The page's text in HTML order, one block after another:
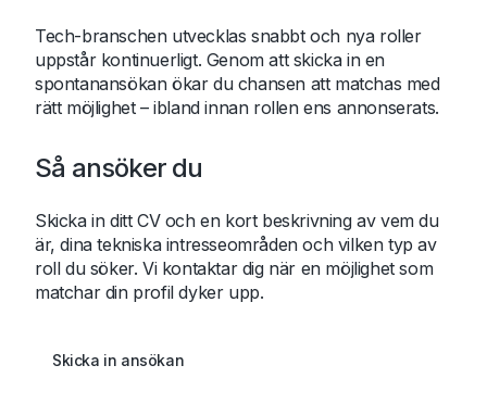
Tech-branschen utvecklas snabbt och nya roller
uppstår kontinuerligt. Genom att skicka in en
spontanansökan ökar du chansen att matchas med
rätt möjlighet – ibland innan rollen ens annonserats.
Så ansöker du
Skicka in ditt CV och en kort beskrivning av vem du
är, dina tekniska intresseområden och vilken typ av
roll du söker. Vi kontaktar dig när en möjlighet som
matchar din profil dyker upp.
Skicka in ansökan